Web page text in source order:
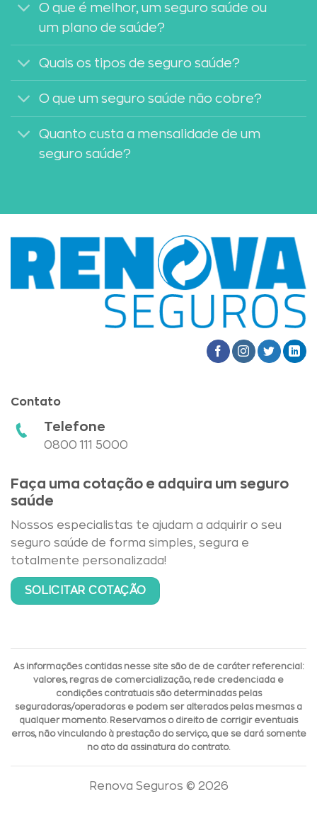
O que é melhor, um seguro saúde ou
um plano de saúde?
Quais os tipos de seguro saúde?
O que um seguro saúde não cobre?
Quanto custa a mensalidade de um
seguro saúde?
Contato
Telefone
0800 111 5000
Faça uma cotação e adquira um seguro
saúde
Nossos especialistas te ajudam a adquirir o seu
seguro saúde de forma simples, segura e
totalmente personalizada!
SOLICITAR COTAÇÃO
As informações contidas nesse site são de de caráter referencial:
valores, regras de comercialização, rede credenciada e
condições contratuais são determinadas pelas
seguradoras/operadoras e podem ser alterados pelas mesmas a
qualquer momento. Reservamos o direito de corrigir eventuais
erros, não vinculando à prestação do serviço, que se dará somente
no ato da assinatura do contrato.
Renova Seguros © 2026